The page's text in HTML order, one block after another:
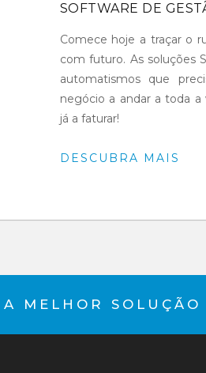
SOFTWARE DE
Comece hoje a traçar o
com futuro. As soluções
automatismos que
negócio a andar a toda a
já a faturar!
DESCUBRA MAIS
A MELHOR